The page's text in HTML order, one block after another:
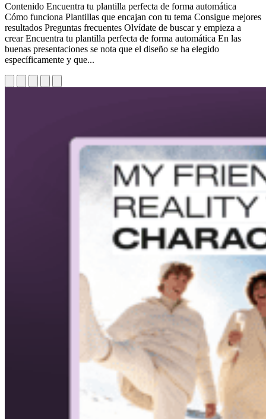
Contenido Encuentra tu plantilla perfecta de forma automática
Cómo funciona Plantillas que encajan con tu tema Consigue mejores
resultados Preguntas frecuentes Olvídate de buscar y empieza a
crear Encuentra tu plantilla perfecta de forma automática En las
buenas presentaciones se nota que el diseño se ha elegido
específicamente y que...